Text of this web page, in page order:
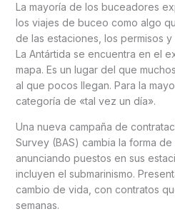
La mayoría de los buceadores
los viajes de buceo como algo
de las estaciones, los permisos
La Antártida se encuentra en el
mapa. Es un lugar del que
al que pocos llegan. Para la
categoría de «tal vez un día».
Una nueva campaña de
Survey (BAS) cambia la forma de
anunciando puestos en sus
incluyen el submarinismo.
cambio de vida, con contratos
semanas.